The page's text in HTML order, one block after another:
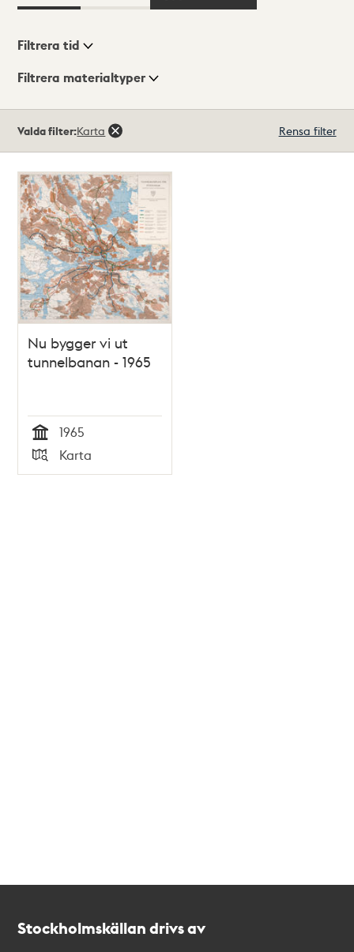
Visningsläge
Filtrera tid
Filtrera materialtyper
träffar
Valda filter:Karta Rensa filter
Nu bygger vi ut
tunnelbanan - 1965
Tid
1965
Typ
Karta
Stockholmskällan drivs av